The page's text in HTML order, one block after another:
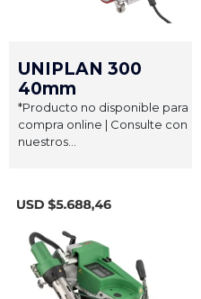
UNIPLAN 300
40mm
*Producto no disponible para
compra online | Consulte con
nuestros...